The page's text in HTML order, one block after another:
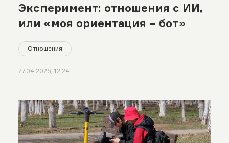
Эксперимент: отношения с ИИ,
или «моя ориентация – бот»
Отношения
27.04.2026, 12:24